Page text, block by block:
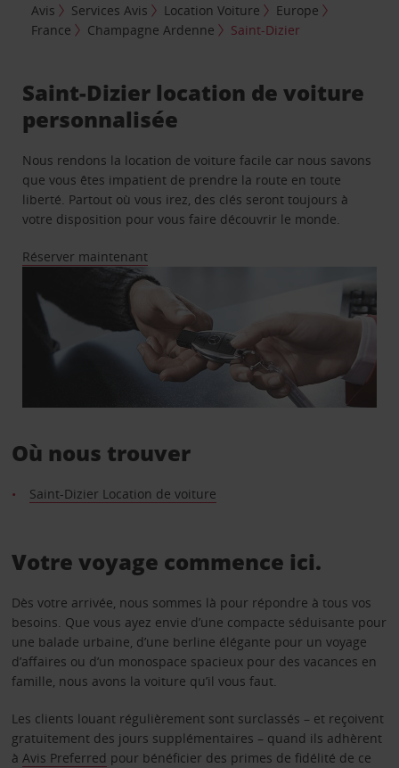
Avis Services Avis Location Voiture
Europe
France
Champagne Ardenne Saint-Dizier
Saint-Dizier location de voiture
personnalisée
Nous rendons la location de voiture facile car nous savons
que vous êtes impatient de prendre la route en toute
liberté. Partout où vous irez, des clés seront toujours à
votre disposition pour vous faire découvrir le monde.
Réserver maintenant
Où nous trouver
Saint-Dizier Location de voiture
Votre voyage commence ici.
Dès votre arrivée, nous sommes là pour répondre à tous vos
besoins. Que vous ayez envie d’une compacte séduisante pour
une balade urbaine, d’une berline élégante pour un voyage
d’affaires ou d’un monospace spacieux pour des vacances en
famille, nous avons la voiture qu’il vous faut.
Les clients louant régulièrement sont surclassés – et reçoivent
gratuitement des jours supplémentaires – quand ils adhèrent
à Avis Preferred pour bénéficier des primes de fidélité de ce